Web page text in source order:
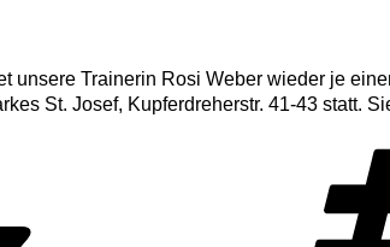
unsere Trainerin Rosi Weber wieder je
St. Josef, Kupferdreherstr. 41-43 statt.